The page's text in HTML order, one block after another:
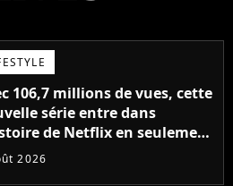
106,7 millions de vues, cette
série entre dans
de Netflix en seulement
2026